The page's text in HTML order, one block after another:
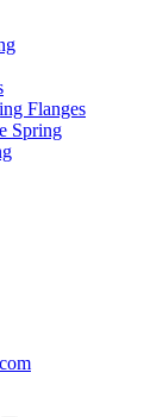
Flanges
Spring